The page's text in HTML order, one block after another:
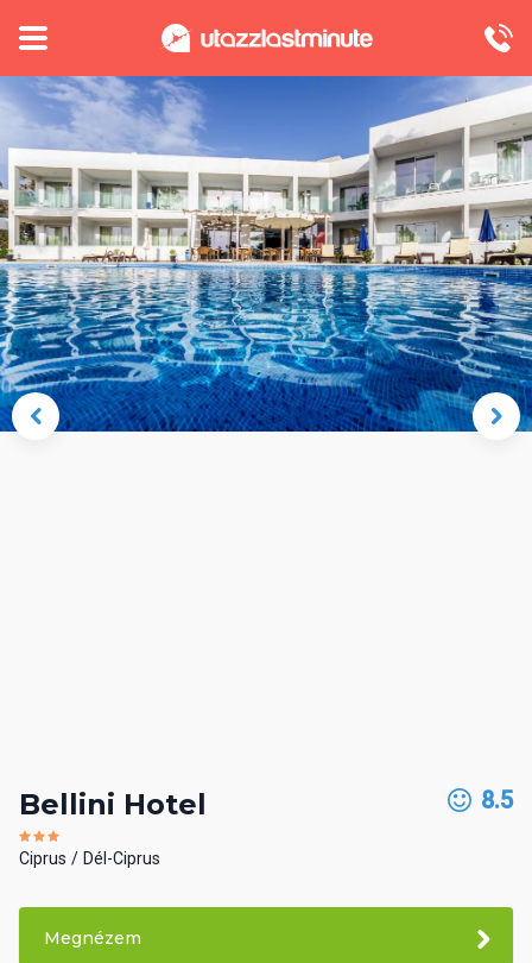
Bellini Hotel
Ciprus Dél-Ciprus
8.5
Megnézem